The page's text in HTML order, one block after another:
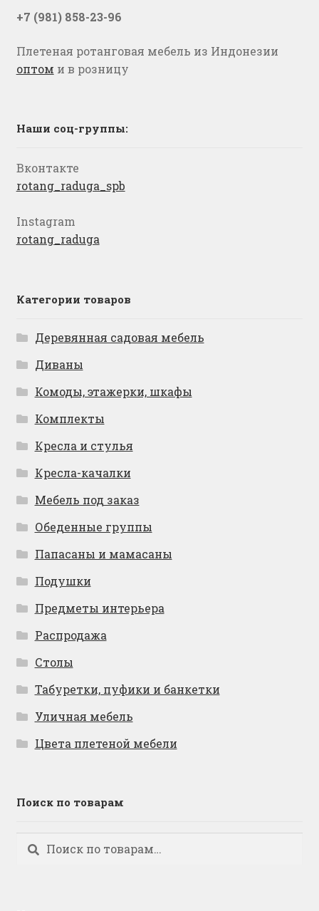
+7 (981) 858-23-96
Плетеная ротанговая мебель из Индонезии
оптом и в розницу
Наши соц-группы:
Вконтакте
rotang_raduga_spb
Instagram
rotang_raduga
Категории товаров
Деревянная садовая мебель
Диваны
Комоды, этажерки, шкафы
Комплекты
Кресла и стулья
Кресла-качалки
Мебель под заказ
Обеденные группы
Папасаны и мамасаны
Подушки
Предметы интерьера
Распродажа
Столы
Табуретки, пуфики и банкетки
Уличная мебель
Цвета плетеной мебели
Поиск по товарам
Искать:
Поиск